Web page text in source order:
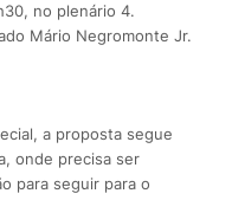
no plenário 4.
Mário Negromonte Jr.
a proposta segue
onde precisa ser
para seguir para o